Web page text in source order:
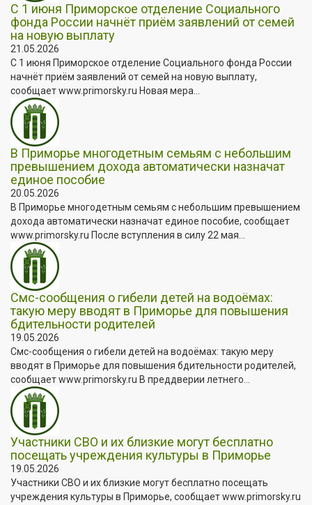
С 1 июня Приморское отделение Социального
фонда России начнёт приём заявлений от семей
на новую выплату
21.05.2026
С 1 июня Приморское отделение Социального фонда России
начнёт приём заявлений от семей на новую выплату,
сообщает www.primorsky.ru Новая мера...
В Приморье многодетным семьям с небольшим
превышением дохода автоматически назначат
единое пособие
20.05.2026
В Приморье многодетным семьям с небольшим превышением
дохода автоматически назначат единое пособие, сообщает
www.primorsky.ru После вступления в силу 22 мая...
Смс-сообщения о гибели детей на водоёмах:
такую меру вводят в Приморье для повышения
бдительности родителей
19.05.2026
Смс-сообщения о гибели детей на водоёмах: такую меру
вводят в Приморье для повышения бдительности родителей,
сообщает www.primorsky.ru В преддверии летнего...
Участники СВО и их близкие могут бесплатно
посещать учреждения культуры в Приморье
19.05.2026
Участники СВО и их близкие могут бесплатно посещать
учреждения культуры в Приморье, сообщает www.primorsky.ru